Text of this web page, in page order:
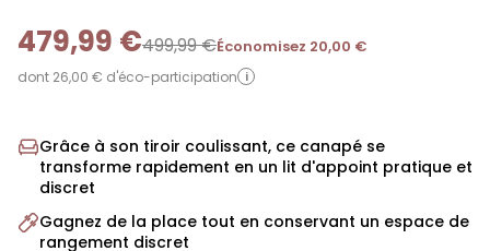
479,99 €499,99 €Économisez 20,00 €
dont 26,00 € d'éco-participation i
Grâce à son tiroir coulissant, ce canapé se
transforme rapidement en un lit d'appoint pratique et
discret
Gagnez de la place tout en conservant un espace de
rangement discret